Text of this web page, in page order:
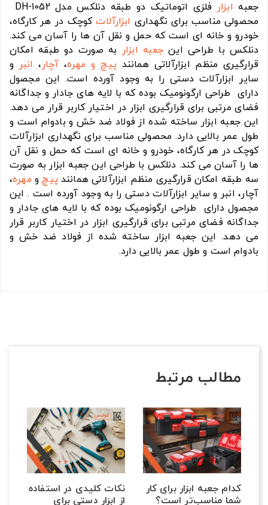
جعبه ابزار
محصولی مناسب برای نگهداری ابزارآلاتکوچک در هر کارگاه،
خودرو و خانه ای است که حمل و نقل آن ها را آسان می کند.
دنلکس با طراحی اینجعبه ابزار به صورت دو طبقه امکان
قرارگیری منظم ابزارآلاتی همانند پیچ و مهره، آچار ، انبر و
سایر ابزارآلات دستی را به وجود آورده است. این مجصول
دارای طراحی ارگونومیک بوده که با لایه های جادار و جداگانه
فضای مرتبی برای قرارگیری ابزار در اختیار کاربر قرار می دهد.
این جعبه ابزار ساخته شده از فولاد ضد خش و بادوام است و
طول عمر بالایی دارد. محصولی مناسب برای نگهداری ابزارآلات
کوچک در هر کارگاه، خودرو و خانه ای است که حمل و نقل آن
ها را آسان می کند. دنلکس با طراحی این جعبه ابزار به صورت
سه طبقه امکان قرارگیری منظم ابزارآلاتی همانند پیچو مهره،
آچار، انبر و سایر ابزارآلات دستی را به وجود آورده است . این
مجصول دارای طراحی ارگونومیک بوده که با لایه های جادار و
جداگانه فضای مرتبی برای قرارگیری ابزار در اختیار کاربر قرار
می دهد. این جعبه ابزار ساخته شده از فولاد ضد خش و
بادوام است و طول عمر بالایی دارد.
مطالب مرتبط
نکات کلیدی در استفاده
از ابزار دستی برای
کدام جعبه ابزار برای کار
شما مناسب‌تر است؟